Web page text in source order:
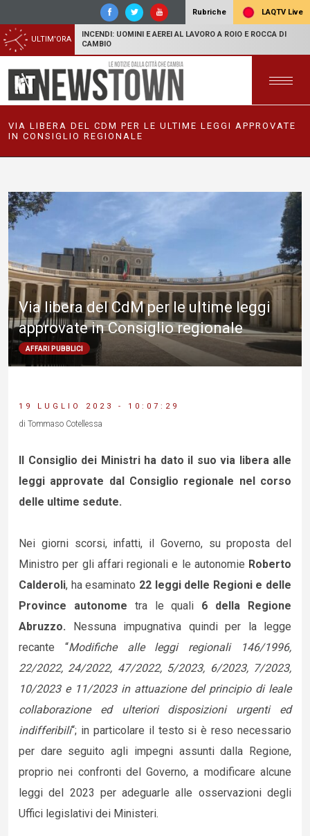
Rubriche LAQTV Live
ULTIM'ORA
INCENDI: UOMINI E AEREI AL LAVORO A ROIO E ROCCA DI
CAMBIO
VIA LIBERA DEL CDM PER LE ULTIME LEGGI APPROVATE
IN CONSIGLIO REGIONALE
Via libera del CdM per le ultime leggi
approvate in Consiglio regionale
AFFARI PUBBLICI
19 LUGLIO 2023 - 10:07:29
di Tommaso Cotellessa
Il Consiglio dei Ministri ha dato il suo via libera alle
leggi approvate dal Consiglio regionale nel corso
delle ultime sedute.
Nei giorni scorsi, infatti, il Governo, su proposta del
Ministro per gli affari regionali e le autonomie Roberto
Calderoli, ha esaminato 22 leggi delle Regioni e delle
Province autonome tra le quali 6 della Regione
Abruzzo. Nessuna impugnativa quindi per la legge
recante “Modifiche alle leggi regionali 146/1996,
22/2022, 24/2022, 47/2022, 5/2023, 6/2023, 7/2023,
10/2023 e 11/2023 in attuazione del principio di leale
collaborazione ed ulteriori disposizioni urgenti ed
indifferibili“; in particolare il testo si è reso necessario
per dare seguito agli impegni assunti dalla Regione,
proprio nei confronti del Governo, a modificare alcune
leggi del 2023 per adeguarle alle osservazioni degli
Uffici legislativi dei Ministeri.